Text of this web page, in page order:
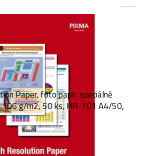
Paper, foto papír, speciálně
106 g/m2, 50 ks, HR-101 A4/50,